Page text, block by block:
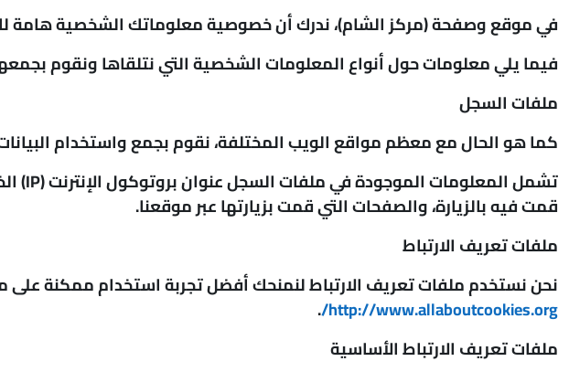
في موقع وصفحة (مركز الشام)، ندرك أن خصوصية معلوماتك الشخصية هامة
فيما يلي معلومات حول أنواع المعلومات الشخصية التي نتلقاها ونقوم
ملفات السجل
كما هو الحال مع معظم مواقع الويب المختلفة، نقوم بجمع واستخدام
قمت فيه بالزيارة، والصفحات التي قمت بزيارتها عبر موقعنا.
ملفات تعريف الارتباط
نحن نستخدم ملفات تعريف الارتباط لنمنحك أفضل تجربة استخدام ممكنة
http://www.allaboutcookies.org/
.
ملفات تعريف الارتباط الأساسية